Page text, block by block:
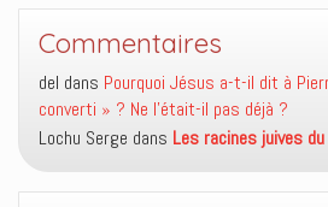
Commentaires
del dans Pourquoi Jésus a-t-il dit à
converti » ? Ne l’était-il pas déjà ?
Lochu Serge dans Les racines juives